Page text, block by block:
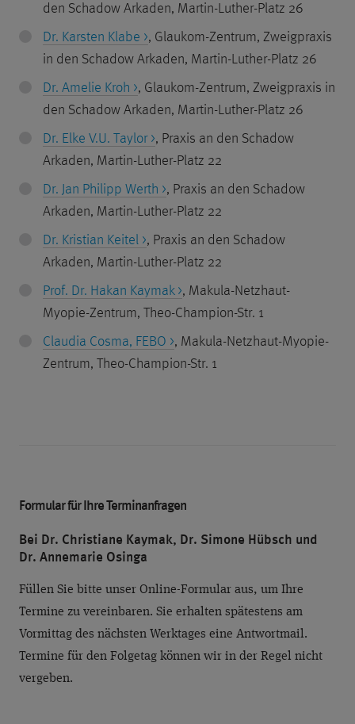
den Schadow Arkaden, Martin-Luther-Platz 26
Dr. Karsten Klabe >, Glaukom-Zentrum, Zweigpraxis
in den Schadow Arkaden, Martin-Luther-Platz 26
Dr. Amelie Kroh >, Glaukom-Zentrum, Zweigpraxis in
den Schadow Arkaden, Martin-Luther-Platz 26
Dr. Elke V.U. Taylor >, Praxis an den Schadow
Arkaden, Martin-Luther-Platz 22
Dr. Jan Philipp Werth >, Praxis an den Schadow
Arkaden, Martin-Luther-Platz 22
Dr. Kristian Keitel >, Praxis an den Schadow
Arkaden, Martin-Luther-Platz 22
Prof. Dr. Hakan Kaymak >, Makula-Netzhaut-
Myopie-Zentrum, Theo-Champion-Str. 1
Claudia Cosma, FEBO >, Makula-Netzhaut-Myopie-
Zentrum, Theo-Champion-Str. 1
Formular für Ihre Terminanfragen
Bei Dr. Christiane Kaymak, Dr. Simone Hübsch und
Dr. Annemarie Osinga
Füllen Sie bitte unser Online-Formular aus, um Ihre
Termine zu vereinbaren. Sie erhalten spätestens am
Vormittag des nächsten Werktages eine Antwortmail.
Termine für den Folgetag können wir in der Regel nicht
vergeben.